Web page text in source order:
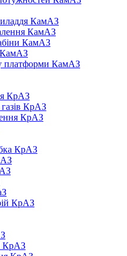
КамАЗ
КамАЗ
КамАЗ
КамАЗ
платформи КамАЗ
КрАЗ
КрАЗ
КрАЗ
КрАЗ
КрАЗ
КрАЗ